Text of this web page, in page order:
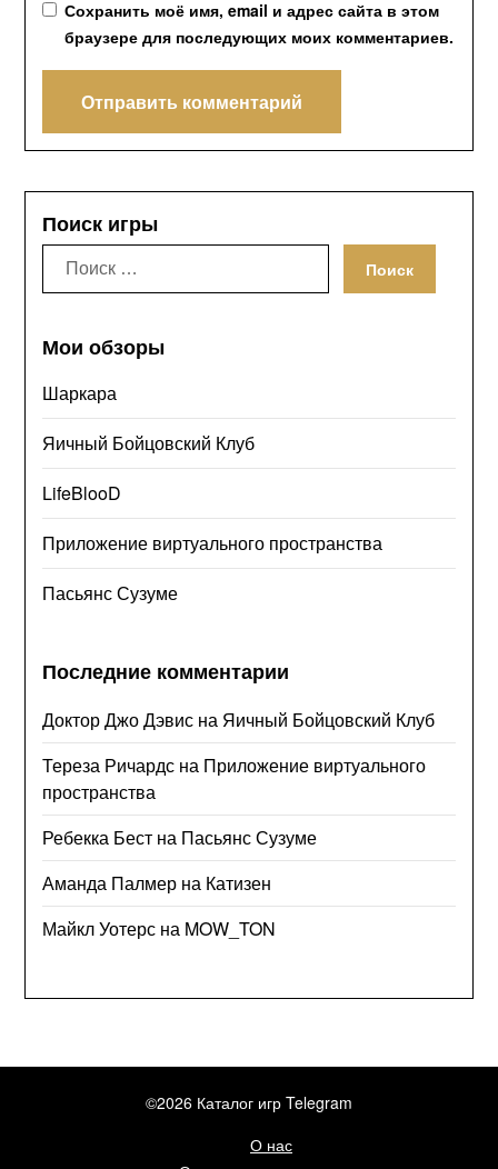
Сохранить моё имя, email и адрес сайта в этом
браузере для последующих моих комментариев.
Поиск игры
Искать:
Мои обзоры
Шаркара
Яичный Бойцовский Клуб
LifeBlooD
Приложение виртуального пространства
Пасьянс Сузуме
Последние комментарии
Доктор Джо Дэвис на Яичный Бойцовский Клуб
Тереза Ричардс на Приложение виртуального
пространства
Ребекка Бест на Пасьянс Сузуме
Аманда Палмер на Катизен
Майкл Уотерс на MOW_TON
©2026 Каталог игр Telegram
О нас